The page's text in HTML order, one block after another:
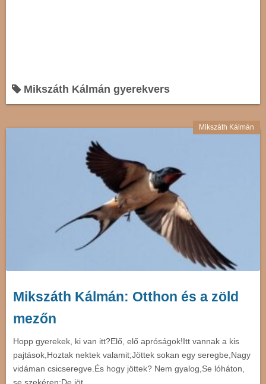
Mikszáth Kálmán gyerekvers
Mikszáth Kálmán
Mikszáth Kálmán: Otthon és a zöld
mezőn
Hopp gyerekek, ki van itt?Elő, elő apróságok!Itt vannak a kis
pajtások,Hoztak nektek valamit;Jöttek sokan egy seregbe,Nagy
vidáman csicseregve.És hogy jöttek? Nem gyalog,Se lóháton,
se szekéren;De jöt…